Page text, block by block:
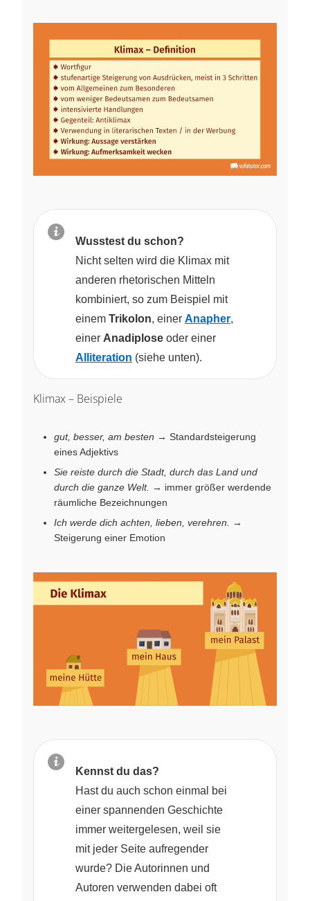
Wusstest du schon?
Nicht selten wird die Klimax mit
anderen rhetorischen Mitteln
kombiniert, so zum Beispiel mit
einem Trikolon, einer Anapher,
einer Anadiplose oder einer
Alliteration (siehe unten).
Klimax – Beispiele
gut, besser, am besten → Standardsteigerung
eines Adjektivs
Sie reiste durch die Stadt, durch das Land und
durch die ganze Welt. → immer größer werdende
räumliche Bezeichnungen
Ich werde dich achten, lieben, verehren.
→
Steigerung einer Emotion
Kennst du das?
Hast du auch schon einmal bei
einer spannenden Geschichte
immer weitergelesen, weil sie
mit jeder Seite aufregender
wurde? Die Autorinnen und
Autoren verwenden dabei oft